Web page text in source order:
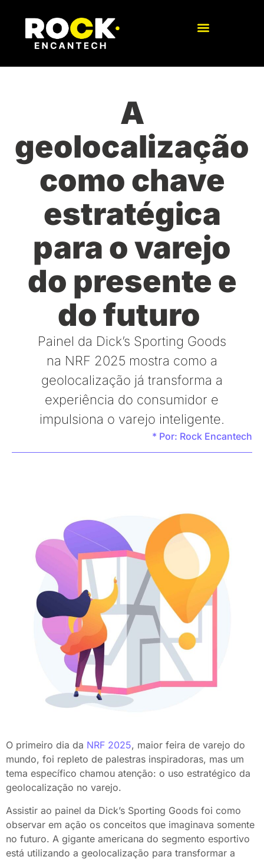
A
geolocalização
como chave
estratégica
para o varejo
do presente e
do futuro
Painel da Dick’s Sporting Goods
na NRF 2025 mostra como a
geolocalização já transforma a
experiência do consumidor e
impulsiona o varejo inteligente.
* Por: Rock Encantech
O primeiro dia da NRF 2025, maior feira de varejo do
mundo, foi repleto de palestras inspiradoras, mas um
tema específico chamou atenção: o uso estratégico da
geolocalização no varejo.
Assistir ao painel da Dick’s Sporting Goods foi como
observar em ação os conceitos que imaginava somente
no futuro. A gigante americana do segmento esportivo
está utilizando a geolocalização para transformar a